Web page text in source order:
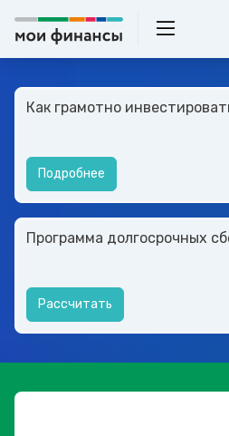
Как грамотно
Подробнее
Программа долгосрочных
Рассчитать